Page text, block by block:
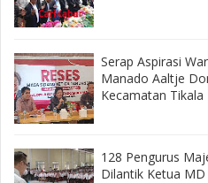
‎Serap Aspirasi
Manado Aaltje
Kecamatan Tikala ‎
128 Pengurus
Dilantik Ketua MD